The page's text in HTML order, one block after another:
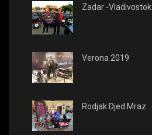
Zadar -Vladivostok
Verona 2019
Rodjak Djed Mraz